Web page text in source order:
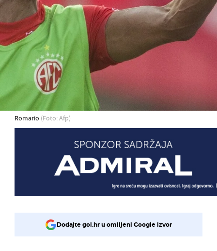
Romario (Foto: Afp)
Dodajte gol.hr u omiljeni Google izvor